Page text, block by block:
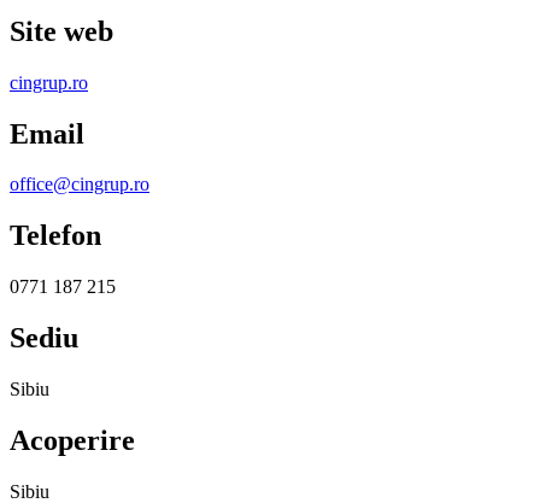
Site web
cingrup.ro
Email
office@cingrup.ro
Telefon
0771 187 215
Sediu
Sibiu
Acoperire
Sibiu